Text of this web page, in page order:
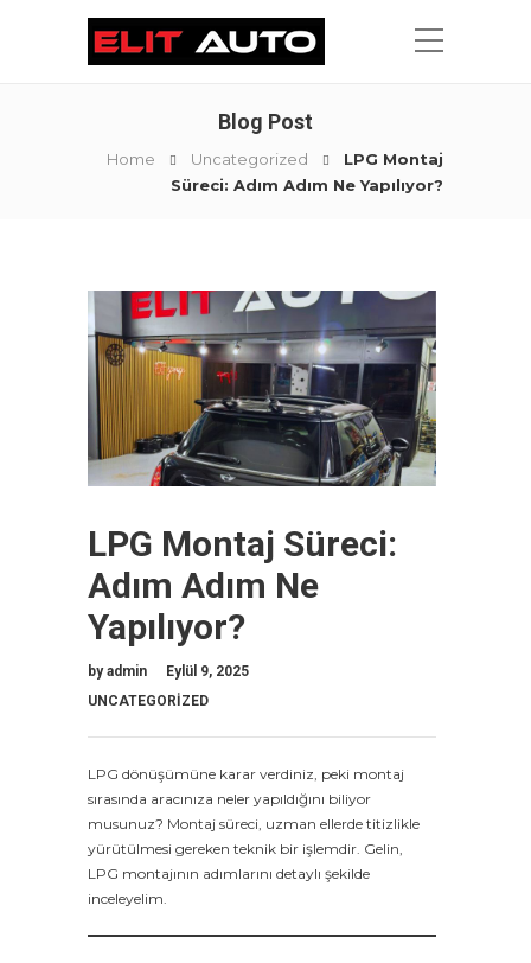
Blog Post
Home Uncategorized
LPG Montaj
Süreci: Adım Adım Ne Yapılıyor?
LPG Montaj Süreci:
Adım Adım Ne
Yapılıyor?
byadmin
Eylül 9, 2025
UNCATEGORIZED
LPG dönüşümüne karar verdiniz, peki montaj
sırasında aracınıza neler yapıldığını biliyor
musunuz? Montaj süreci, uzman ellerde titizlikle
yürütülmesi gereken teknik bir işlemdir. Gelin,
LPG montajının adımlarını detaylı şekilde
inceleyelim.